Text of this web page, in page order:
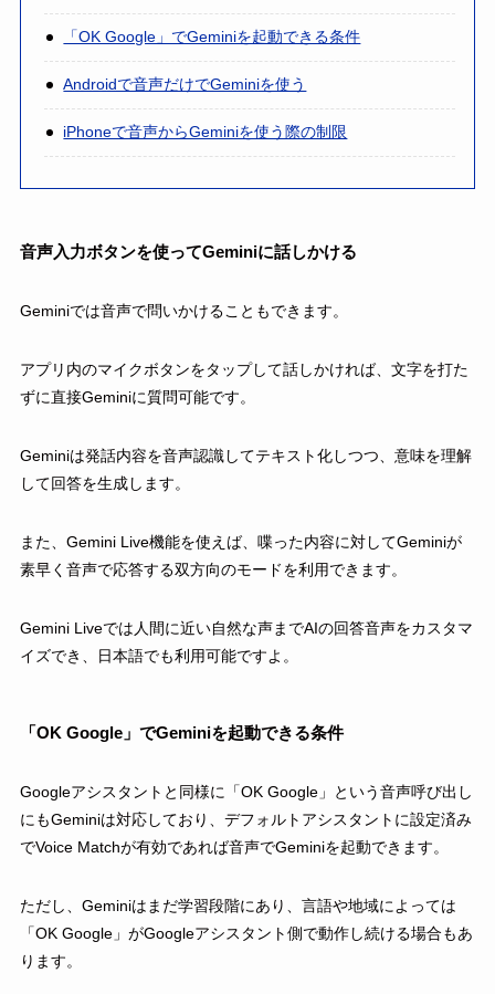
「OK Google」でGeminiを起動できる条件
Androidで音声だけでGeminiを使う
iPhoneで音声からGeminiを使う際の制限
音声入力ボタンを使ってGeminiに話しかける
Geminiでは音声で問いかけることもできます。
アプリ内のマイクボタンをタップして話しかければ、文字を打た
ずに直接Geminiに質問可能です。
Geminiは発話内容を音声認識してテキスト化しつつ、意味を理解
して回答を生成します。
また、Gemini Live機能を使えば、喋った内容に対してGeminiが
素早く音声で応答する双方向のモードを利用できます。
Gemini Liveでは人間に近い自然な声までAIの回答音声をカスタマ
イズでき、日本語でも利用可能ですよ。
「OK Google」でGeminiを起動できる条件
Googleアシスタントと同様に「OK Google」という音声呼び出し
にもGeminiは対応しており、デフォルトアシスタントに設定済み
でVoice Matchが有効であれば音声でGeminiを起動できます。
ただし、Geminiはまだ学習段階にあり、言語や地域によっては
「OK Google」がGoogleアシスタント側で動作し続ける場合もあ
ります。